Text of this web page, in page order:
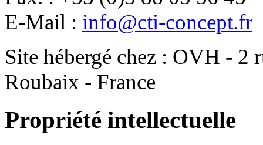
E-Mail : info@cti-concept.fr
Site hébergé chez : OVH - 2
Roubaix - France
Propriété intellectuelle